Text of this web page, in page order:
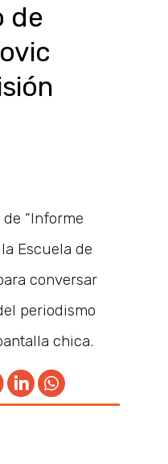
de
“Informe
Escuela de
conversar
periodismo
chica.